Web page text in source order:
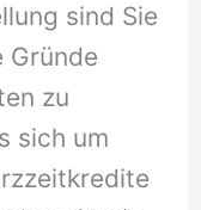
sind Sie
Gründe
zu
sich um